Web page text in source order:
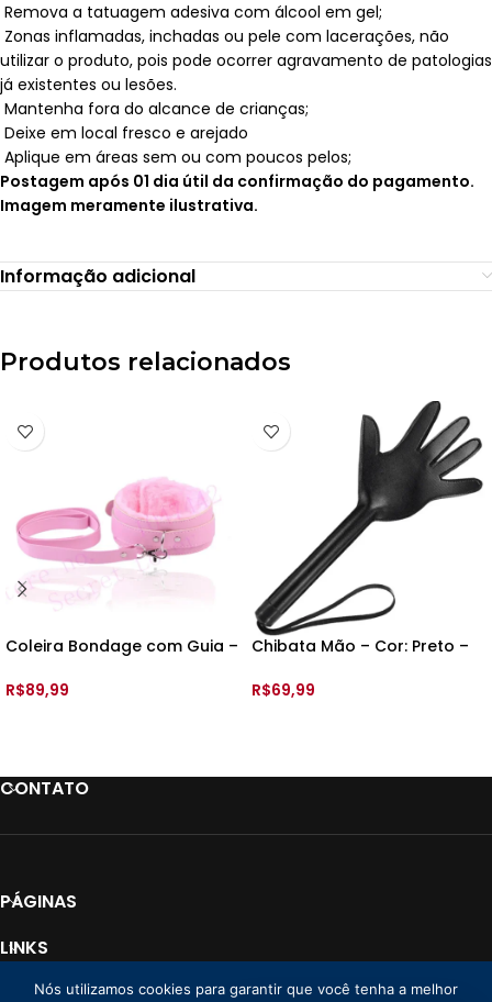
Remova a tatuagem adesiva com álcool em gel;
Zonas inflamadas, inchadas ou pele com lacerações, não
utilizar o produto, pois pode ocorrer agravamento de patologias
já existentes ou lesões.
Mantenha fora do alcance de crianças;
Deixe em local fresco e arejado
Aplique em áreas sem ou com poucos pelos;
Postagem após 01 dia útil da confirmação do pagamento.
Imagem meramente ilustrativa.
Informação adicional
Produtos relacionados
Coleira Bondage com Guia –
R$89,99
Chibata Mão – Cor: Preto –
R$69,99
CONTATO
PÁGINAS
LINKS
PAGAMENTO
Nós utilizamos cookies para garantir que você tenha a melhor